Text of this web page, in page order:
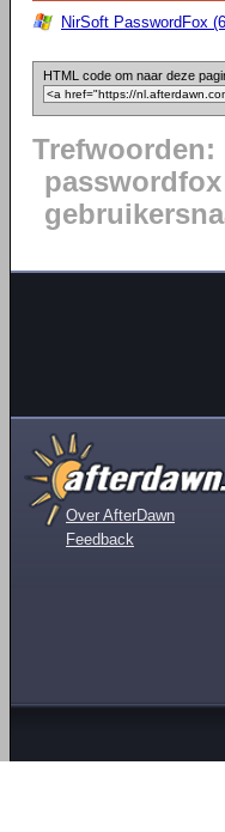
NirSoft PasswordFox
HTML code om naar deze
Trefwoorden:
passwordfox
Over AfterDawn
Feedback